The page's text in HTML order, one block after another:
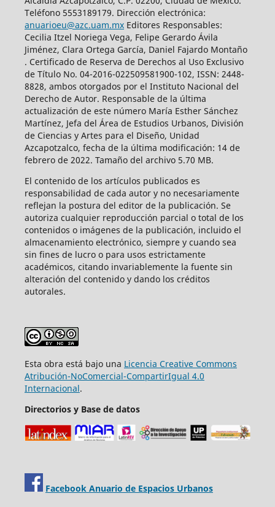
Teléfono 5553189179. Dirección electrónica:
anuarioeu@azc.uam.mxEditores Responsables:
Cecilia Itzel Noriega Vega, Felipe Gerardo Ávila
Jiménez, Clara Ortega García, Daniel Fajardo Montaño
. Certificado de Reserva de Derechos al Uso Exclusivo
de Título No. 04-2016-022509581900-102, ISSN: 2448-
8828, ambos otorgados por el Instituto Nacional del
Derecho de Autor. Responsable de la última
actualización de este número María Esther Sánchez
Martínez, Jefa del Área de Estudios Urbanos, División
de Ciencias y Artes para el Diseño, Unidad
Azcapotzalco, fecha de la última modificación: 14 de
febrero de 2022. Tamaño del archivo 5.70 MB.
El contenido de los artículos publicados es
responsabilidad de cada autor y no necesariamente
reflejan la postura del editor de la publicación. Se
autoriza cualquier reproducción parcial o total de los
contenidos o imágenes de la publicación, incluido el
almacenamiento electrónico, siempre y cuando sea
sin fines de lucro o para usos estrictamente
académicos, citando invariablemente la fuente sin
alteración del contenido y dando los créditos
autorales.
Esta obra está bajo una Licencia Creative Commons
Atribución-NoComercial-CompartirIgual 4.0
Internacional.
Directorios y Base de datos
Facebook Anuario de Espacios Urbanos